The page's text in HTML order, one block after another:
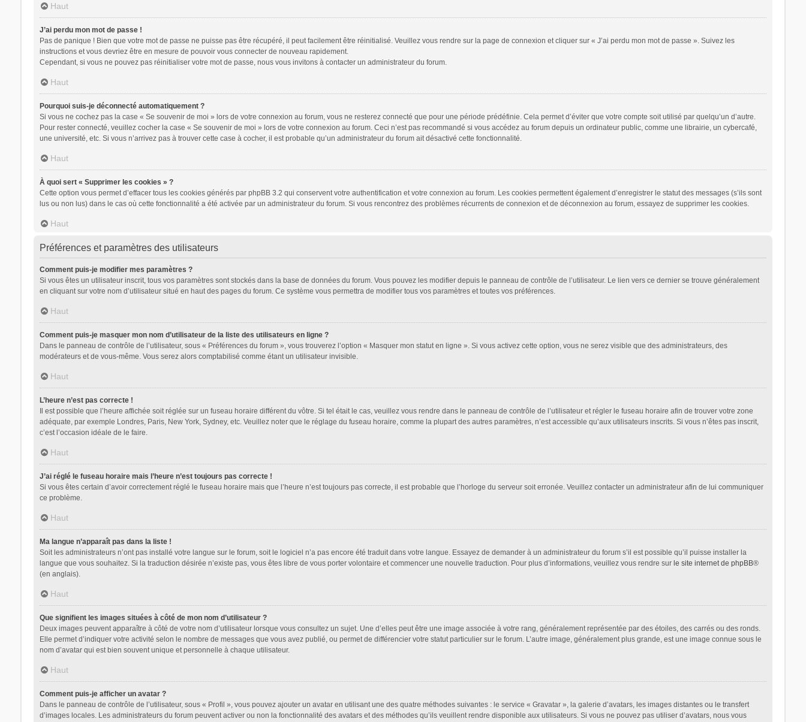
Haut
J’ai perdu mon mot de passe !
Pas de panique ! Bien que votre mot de passe ne puisse pas être récupéré, il peut facilement être réinitialisé. Veuillez vous rendre sur la page de connexion et cliquer sur « J’ai perdu mon mot de passe ». Suivez les
instructions et vous devriez être en mesure de pouvoir vous connecter de nouveau rapidement.
Cependant, si vous ne pouvez pas réinitialiser votre mot de passe, nous vous invitons à contacter un administrateur du forum.
Haut
Pourquoi suis-je déconnecté automatiquement ?
Si vous ne cochez pas la case « Se souvenir de moi » lors de votre connexion au forum, vous ne resterez connecté que pour une période prédéfinie. Cela permet d’éviter que votre compte soit utilisé par quelqu’un d’autre.
Pour rester connecté, veuillez cocher la case « Se souvenir de moi » lors de votre connexion au forum. Ceci n’est pas recommandé si vous accédez au forum depuis un ordinateur public, comme une librairie, un cybercafé,
une université, etc. Si vous n’arrivez pas à trouver cette case à cocher, il est probable qu’un administrateur du forum ait désactivé cette fonctionnalité.
Haut
À quoi sert « Supprimer les cookies » ?
Cette option vous permet d’effacer tous les cookies générés par phpBB 3.2 qui conservent votre authentification et votre connexion au forum. Les cookies permettent également d’enregistrer le statut des messages (s’ils sont
lus ou non lus) dans le cas où cette fonctionnalité a été activée par un administrateur du forum. Si vous rencontrez des problèmes récurrents de connexion et de déconnexion au forum, essayez de supprimer les cookies.
Haut
Préférences et paramètres des utilisateurs
Comment puis-je modifier mes paramètres ?
Si vous êtes un utilisateur inscrit, tous vos paramètres sont stockés dans la base de données du forum. Vous pouvez les modifier depuis le panneau de contrôle de l’utilisateur. Le lien vers ce dernier se trouve généralement
en cliquant sur votre nom d’utilisateur situé en haut des pages du forum. Ce système vous permettra de modifier tous vos paramètres et toutes vos préférences.
Haut
Comment puis-je masquer mon nom d’utilisateur de la liste des utilisateurs en ligne ?
Dans le panneau de contrôle de l’utilisateur, sous « Préférences du forum », vous trouverez l’option « Masquer mon statut en ligne ». Si vous activez cette option, vous ne serez visible que des administrateurs, des
modérateurs et de vous-même. Vous serez alors comptabilisé comme étant un utilisateur invisible.
Haut
L’heure n’est pas correcte !
Il est possible que l’heure affichée soit réglée sur un fuseau horaire différent du vôtre. Si tel était le cas, veuillez vous rendre dans le panneau de contrôle de l’utilisateur et régler le fuseau horaire afin de trouver votre zone
adéquate, par exemple Londres, Paris, New York, Sydney, etc. Veuillez noter que le réglage du fuseau horaire, comme la plupart des autres paramètres, n’est accessible qu’aux utilisateurs inscrits. Si vous n’êtes pas inscrit,
c’est l’occasion idéale de le faire.
Haut
J’ai réglé le fuseau horaire mais l’heure n’est toujours pas correcte !
Si vous êtes certain d’avoir correctement réglé le fuseau horaire mais que l’heure n’est toujours pas correcte, il est probable que l’horloge du serveur soit erronée. Veuillez contacter un administrateur afin de lui communiquer
ce problème.
Haut
Ma langue n’apparaît pas dans la liste !
Soit les administrateurs n’ont pas installé votre langue sur le forum, soit le logiciel n’a pas encore été traduit dans votre langue. Essayez de demander à un administrateur du forum s’il est possible qu’il puisse installer la
langue que vous souhaitez. Si la traduction désirée n’existe pas, vous êtes libre de vous porter volontaire et commencer une nouvelle traduction. Pour plus d’informations, veuillez vous rendre sur le site internet de phpBB®
(en anglais).
Haut
Que signifient les images situées à côté de mon nom d’utilisateur ?
Deux images peuvent apparaître à côté de votre nom d’utilisateur lorsque vous consultez un sujet. Une d’elles peut être une image associée à votre rang, généralement représentée par des étoiles, des carrés ou des ronds.
Elle permet d’indiquer votre activité selon le nombre de messages que vous avez publié, ou permet de différencier votre statut particulier sur le forum. L’autre image, généralement plus grande, est une image connue sous le
nom d’avatar qui est bien souvent unique et personnelle à chaque utilisateur.
Haut
Comment puis-je afficher un avatar ?
Dans le panneau de contrôle de l’utilisateur, sous « Profil », vous pouvez ajouter un avatar en utilisant une des quatre méthodes suivantes : le service « Gravatar », la galerie d’avatars, les images distantes ou le transfert
d’images locales. Les administrateurs du forum peuvent activer ou non la fonctionnalité des avatars et des méthodes qu’ils veuillent rendre disponible aux utilisateurs. Si vous ne pouvez pas utiliser d’avatars, nous vous